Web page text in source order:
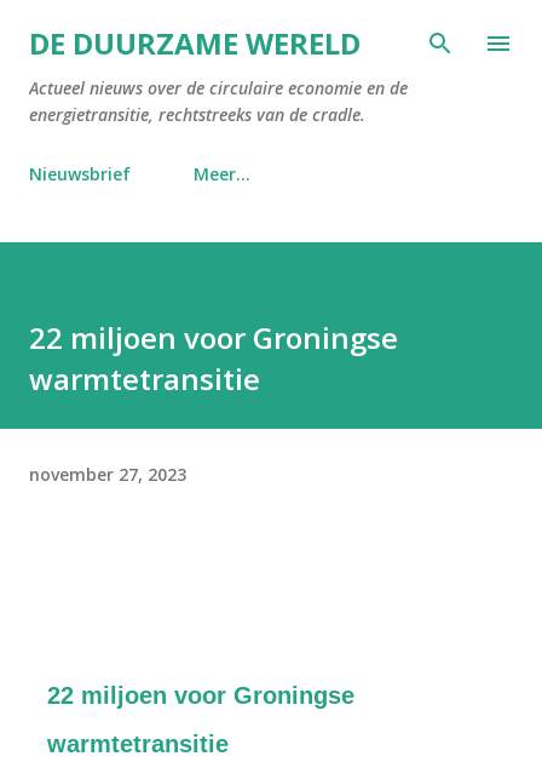
Doorgaan naar hoofdcontent
DE DUURZAME WERELD
Actueel nieuws over de circulaire economie en de
energietransitie, rechtstreeks van de cradle.
Nieuwsbrief Meer…
22 miljoen voor Groningse
warmtetransitie
november 27, 2023
22 miljoen voor Groningse
warmtetransitie